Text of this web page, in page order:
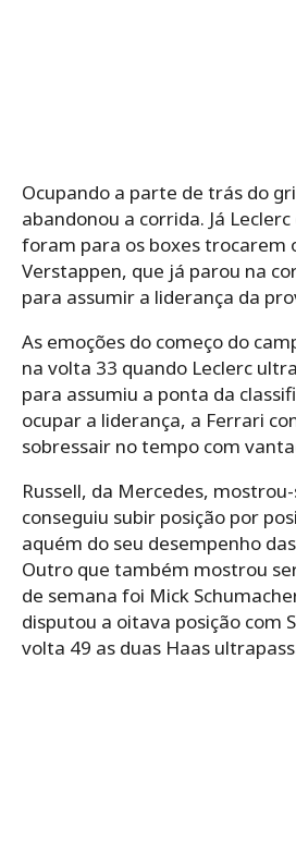
Ocupando a parte de trás do
abandonou a corrida. Já
foram para os boxes trocarem
Verstappen, que já parou na
para assumir a liderança da
As emoções do começo do
na volta 33 quando Leclerc
para assumiu a ponta da
ocupar a liderança, a Ferrari
sobressair no tempo com
Russell, da Mercedes,
conseguiu subir posição por
aquém do seu desempenho
Outro que também mostrou
de semana foi Mick
disputou a oitava posição com
volta 49 as duas Haas